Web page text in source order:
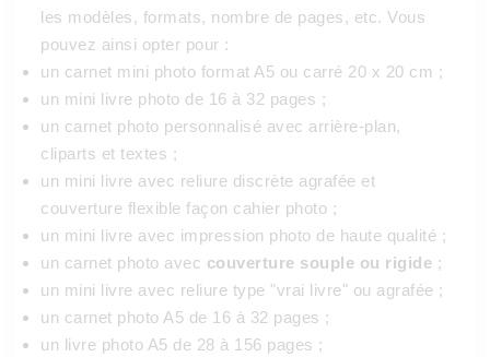
les modèles, formats, nombre de pages, etc. Vous
pouvez ainsi opter pour :
un carnet mini photo format A5 ou carré 20 x 20 cm ;
un mini livre photo de 16 à 32 pages ;
un carnet photo personnalisé avec arrière-plan,
cliparts et textes ;
un mini livre avec reliure discrète agrafée et
couverture flexible façon cahier photo ;
un mini livre avec impression photo de haute qualité ;
un carnet photo avec couverture souple ou rigide ;
un mini livre avec reliure type "vrai livre" ou agrafée ;
un carnet photo A5 de 16 à 32 pages ;
un livre photo A5 de 28 à 156 pages ;